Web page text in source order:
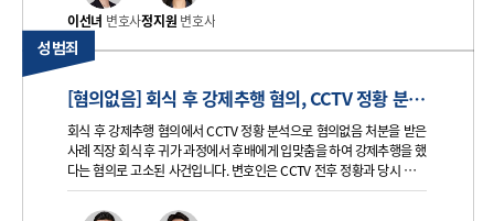
이선녀 변호사정지원 변호사
성범죄
[혐의없음] 회식 후 강제추행 혐의, CCTV 정황 분석으로 혐의없음 처분된 사례
회식 후 강제추행 혐의에서 CCTV 정황 분석으로 혐의없음 처분을 받은
사례 직장 회식 후 귀가 과정에서 후배에게 입맞춤을 하여 강제추행을 했
다는 혐의로 고소된 사건입니다. 변호인은 CCTV 전후 정황과 당시 상황
을 종합적으로 분석해 폭행·협박 및 강제추행 구성요건 해당 여부를 다
투었고, 결국 증거불충분으로 혐의없음 처분을 이끌어냈습니다.